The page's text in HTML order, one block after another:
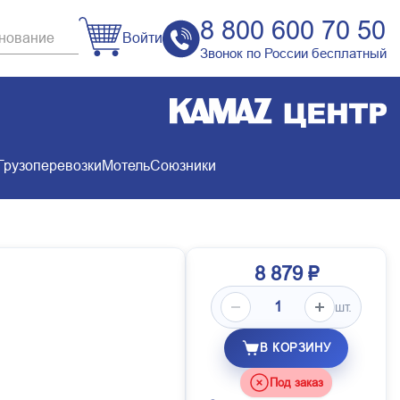
Войти 8 800 600 70 50
Звонок по России бесплатный
МотельСоюзники
8 879 ₽
шт.
В КОРЗИНУ
Под заказ